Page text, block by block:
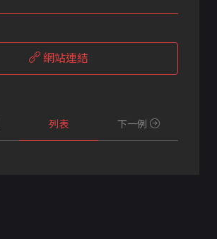
網站連結
列表 下一例